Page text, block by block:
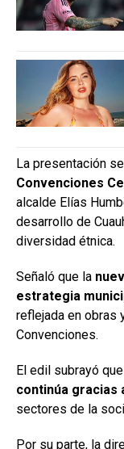
La presentación
Convenciones
alcalde Elías
desarrollo de
diversidad étnica.
Señaló que la
estrategia
reflejada en obras
Convenciones.
El edil subrayó
continúa gracias
sectores de la
Por su parte, la